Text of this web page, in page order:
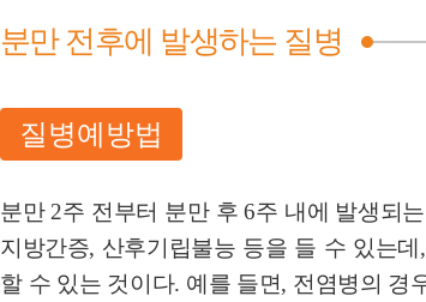
분만 전후에 발생하는 질병
질병예방법
분만 2주 전부터 분만 후 6주 내에 발생되
지방간증, 산후기립불능 등을 들 수 있는
할 수 있는 것이다. 예를 들면, 전염병의 경